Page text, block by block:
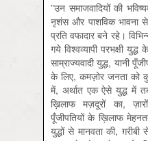
”उन समाजवादियों की
नृशंस और पाशविक भावना
प्रति वफादार बने रहे।
गये विश्वव्यापी परभक्षी
साम्राज्यवादी युद्ध, यानी
के लिए, कमज़ोर जनता को
में, अर्थात एक ऐसे युद्ध में
ख़िलाफ मज़दूरों का,
पूँजीपतियों के ख़िलाफ
युद्धों से मानवता की,